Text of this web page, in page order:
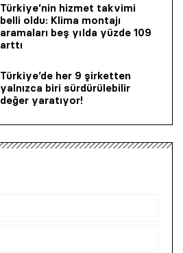
Türkiye’nin hizmet takvimi
belli oldu: Klima montajı
aramaları beş yılda yüzde 109
arttı
Türkiye’de her 9 şirketten
yalnızca biri sürdürülebilir
değer yaratıyor!